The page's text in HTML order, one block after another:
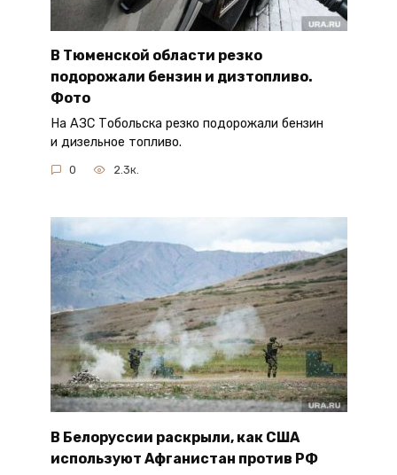
В Тюменской области резко
подорожали бензин и дизтопливо.
Фото
На АЗС Тобольска резко подорожали бензин
и дизельное топливо.
0 2.3к.
В Белоруссии раскрыли, как США
используют Афганистан против РФ